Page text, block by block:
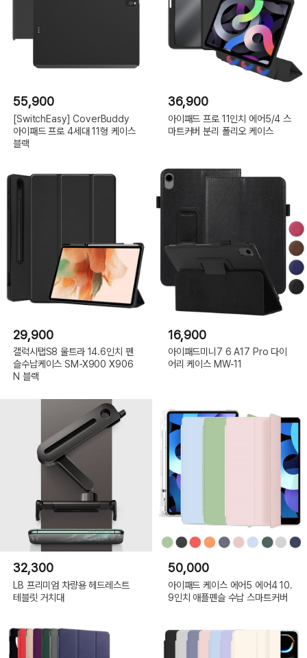
55,900
[SwitchEasy] CoverBuddy
아이패드 프로 4세대 11형 케이스
블랙
36,900
아이패드 프로 11인치 에어5/4 스
마트커버 분리 폴리오 케이스
29,900
갤럭시탭S8 울트라 14.6인치 펜
슬수납케이스 SM-X900 X906
N 블랙
16,900
아이패드미니7 6 A17 Pro 다이
어리 케이스 MW-11
32,300
LB 프리미엄 차량용 헤드레스트
테블릿 거치대
50,000
아이패드 케이스 에어5 에어4 10.
9인치 애플펜슬 수납 스마트커버